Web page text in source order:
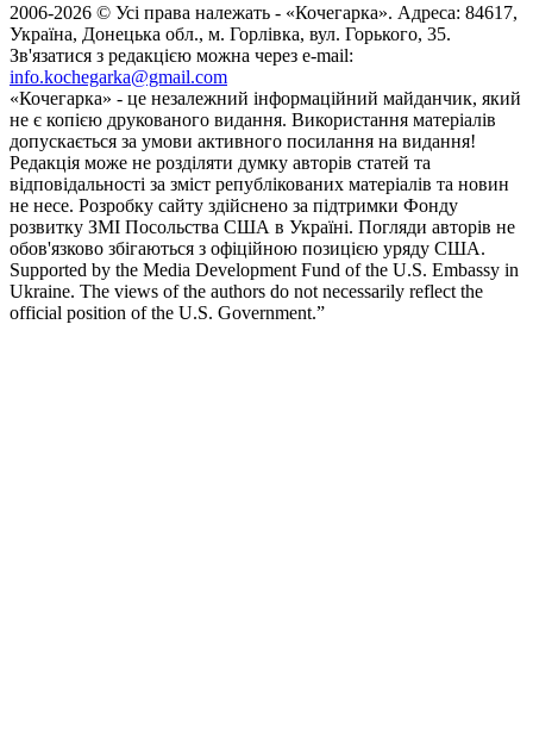
2006-2026 © Усі права належать - «Кочегарка». Адреса: 84617,
Україна, Донецька обл., м. Горлівка, вул. Горького, 35.
Зв'язатися з редакцією можна через e-mail:
info.kochegarka@gmail.com
«Кочегарка» - це незалежний інформаційний майданчик, який
не є копією друкованого видання. Використання матеріалів
допускається за умови активного посилання на видання!
Редакція може не розділяти думку авторів статей та
відповідальності за зміст републікованих матеріалів та новин
не несе. Розробку сайту здійснено за підтримки Фонду
розвитку ЗМІ Посольства США в Україні. Погляди авторів не
обов'язково збігаються з офіційною позицією уряду США.
Supported by the Media Development Fund of the U.S. Embassy in
Ukraine. The views of the authors do not necessarily reflect the
official position of the U.S. Government.”